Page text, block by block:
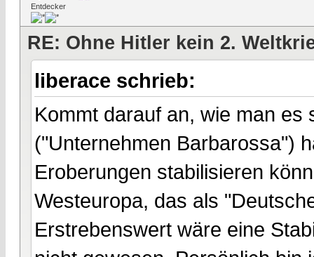
Entdecker
RE: Ohne Hitler kein 2.
liberace schrieb:
Kommt darauf an, wie man es
("Unternehmen Barbarossa")
Eroberungen stabilisieren
Westeuropa, das als
Erstrebenswert wäre eine